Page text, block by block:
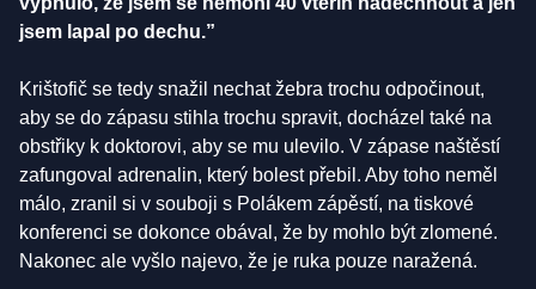
jsem lapal po dechu.”
Krištofič se tedy snažil nechat žebra trochu odpočinout,
aby se do zápasu stihla trochu spravit, docházel také na
obstřiky k doktorovi, aby se mu ulevilo. V zápase naštěstí
zafungoval adrenalin, který bolest přebil. Aby toho neměl
málo, zranil si v souboji s Polákem zápěstí, na tiskové
konferenci se dokonce obával, že by mohlo být zlomené.
Nakonec ale vyšlo najevo, že je ruka pouze naražená.